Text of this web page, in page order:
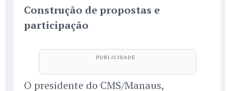
Construção de propostas e
participação
O presidente do CMS/Manaus,